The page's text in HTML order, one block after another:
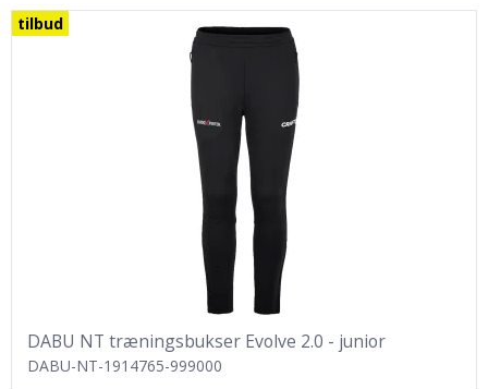
tilbud
DABU NT træningsbukser Evolve 2.0 - junior
DABU-NT-1914765-999000